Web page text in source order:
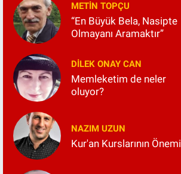
METIN TOPÇU
“En Büyük Bela, Nasipte
Olmayanı Aramaktır”
DILEK ONAY CAN
Memleketim de neler
oluyor?
NAZIM UZUN
Kur'an Kurslarının Önemi